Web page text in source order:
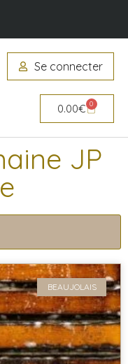
Se connecter
0.00€ 0
JP
BEAUJOLAIS